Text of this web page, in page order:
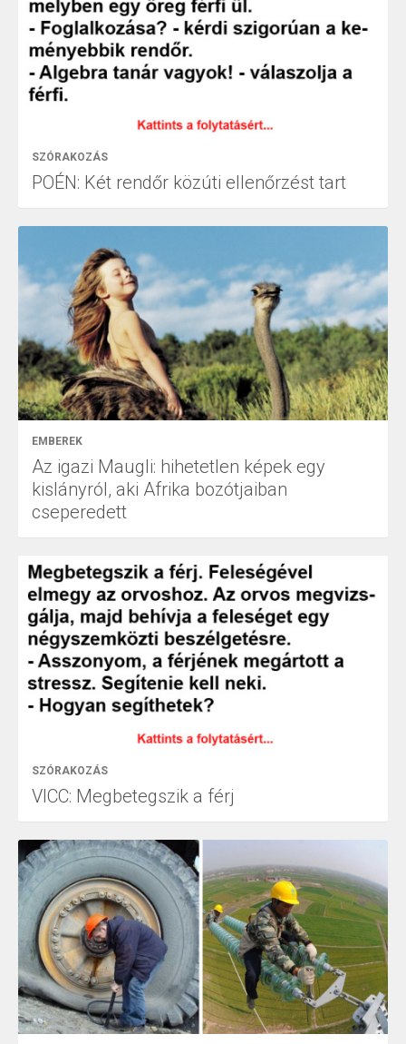
SZÓRAKOZÁS
POÉN: Két rendőr közúti ellenőrzést tart
EMBEREK
Az igazi Maugli: hihetetlen képek egy
kislányról, aki Afrika bozótjaiban
cseperedett
SZÓRAKOZÁS
VICC: Megbetegszik a férj